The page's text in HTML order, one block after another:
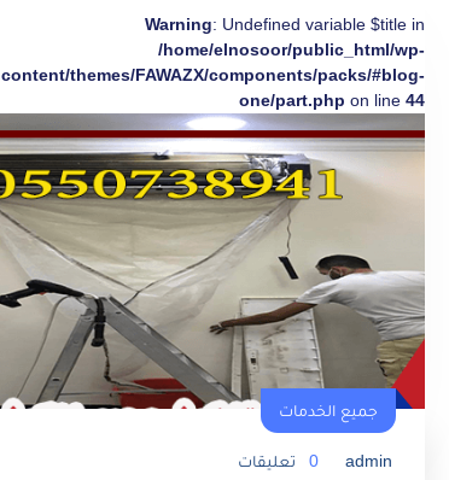
Warning: Undefined variable $title in
/home/elnosoor/public_html/wp-
content/themes/FAWAZX/components/packs/#blog-
one/part.php on line 44
جميع الخدمات
admin
0 تعليقات